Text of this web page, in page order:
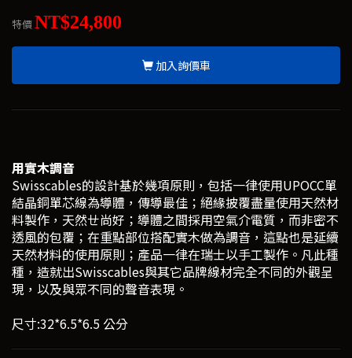
特價NT$24,800
加入詢價車
用實木調音
Swisscables的設計基於幾項原則，包括一律使用UPOCC單
結晶銅單芯線為導體，傳導最佳；絕緣披覆盡量使用天然材
料製作，天然ㄝ尚好；導體之間採用空氣介電質，而非密不
透風的包覆；在重點部位搭配實木做為調音，這點也是延續
天然材料的使用原則；產品一律在瑞士以手工製作。凡此種
種，造就出Swisscables與其它品牌線材完全不同的外觀呈
現，以及與眾不同的聲音表現。
尺寸:32*6.5*6.5 公分